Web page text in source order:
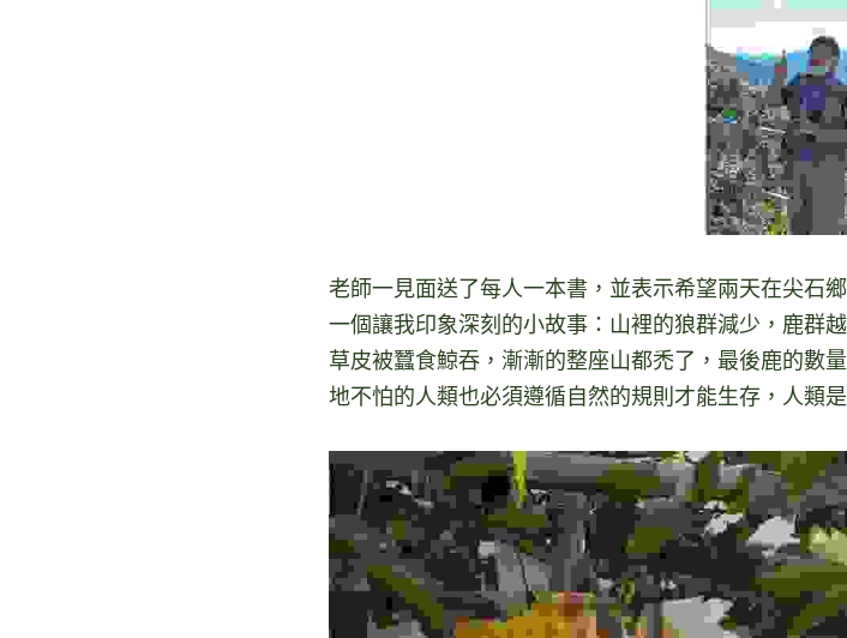
老師一見面送了每人一本書，並表示希望兩天在尖石
一個讓我印象深刻的小故事：山裡的狼群減少，鹿群
草皮被蠶食鯨吞，漸漸的整座山都禿了，最後鹿的數
地不怕的人類也必須遵循自然的規則才能生存，人類